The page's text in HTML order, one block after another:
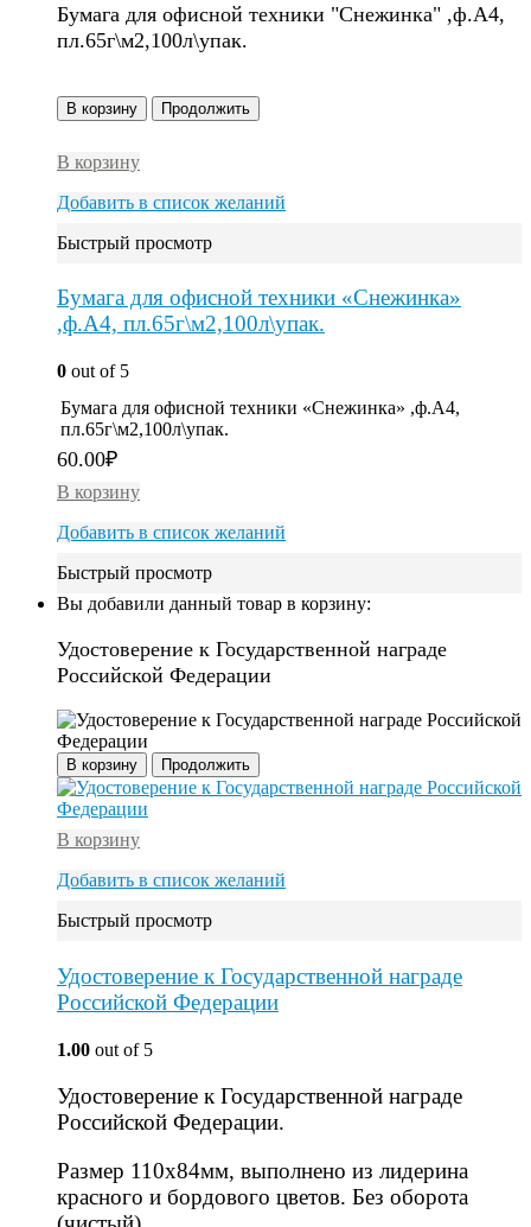
Бумага для офисной техники "Снежинка" ,ф.А4,
пл.65г\м2,100л\упак.
В корзину Продолжить
В корзину
Добавить в список желаний
Быстрый просмотр
Бумага для офисной техники «Снежинка»
,ф.А4, пл.65г\м2,100л\упак.
0 out of 5
Бумага для офисной техники «Снежинка» ,ф.А4,
пл.65г\м2,100л\упак.
60.00₽
В корзину
Добавить в список желаний
Быстрый просмотр
Вы добавили данный товар в корзину:
Удостоверение к Государственной награде
Российской Федерации
В корзину Продолжить
В корзину
Добавить в список желаний
Быстрый просмотр
Удостоверение к Государственной награде
Российской Федерации
1.00 out of 5
Удостоверение к Государственной награде
Российской Федерации.
Размер 110х84мм, выполнено из лидерина
красного и бордового цветов. Без оборота